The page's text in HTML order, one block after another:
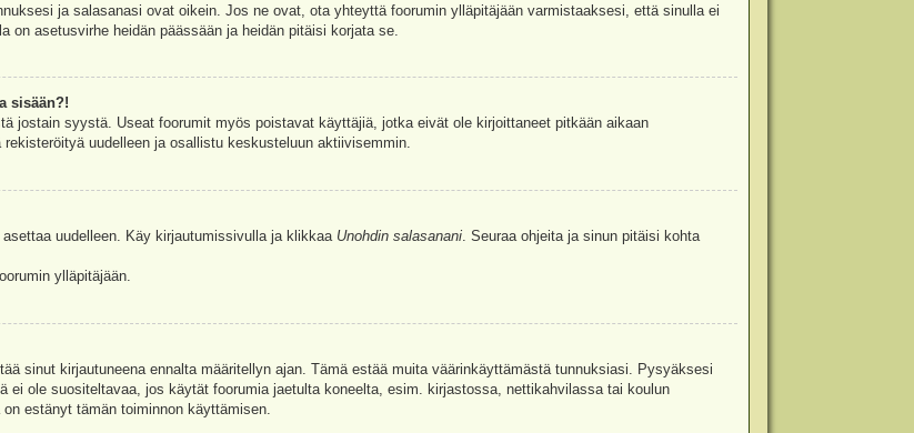
ja salasanasi ovat oikein. Jos ne ovat, ota yhteyttä foorumin ylläpitäjään varmistaaksesi, että sinulla ei
asetusvirhe heidän päässään ja heidän pitäisi korjata se.
sisään?!
jostain syystä. Useat foorumit myös poistavat käyttäjiä, jotka eivät ole kirjoittaneet pitkään aikaan
uudelleen ja osallistu keskusteluun aktiivisemmin.
uudelleen. Käy kirjautumissivulla ja klikkaa Unohdin salasanani. Seuraa ohjeita ja sinun pitäisi kohta
ylläpitäjään.
sinut kirjautuneena ennalta määritellyn ajan. Tämä estää muita väärinkäyttämästä tunnuksiasi. Pysyäksesi
ei ole suositeltavaa, jos käytät foorumia jaetulta koneelta, esim. kirjastossa, nettikahvilassa tai koulun
estänyt tämän toiminnon käyttämisen.